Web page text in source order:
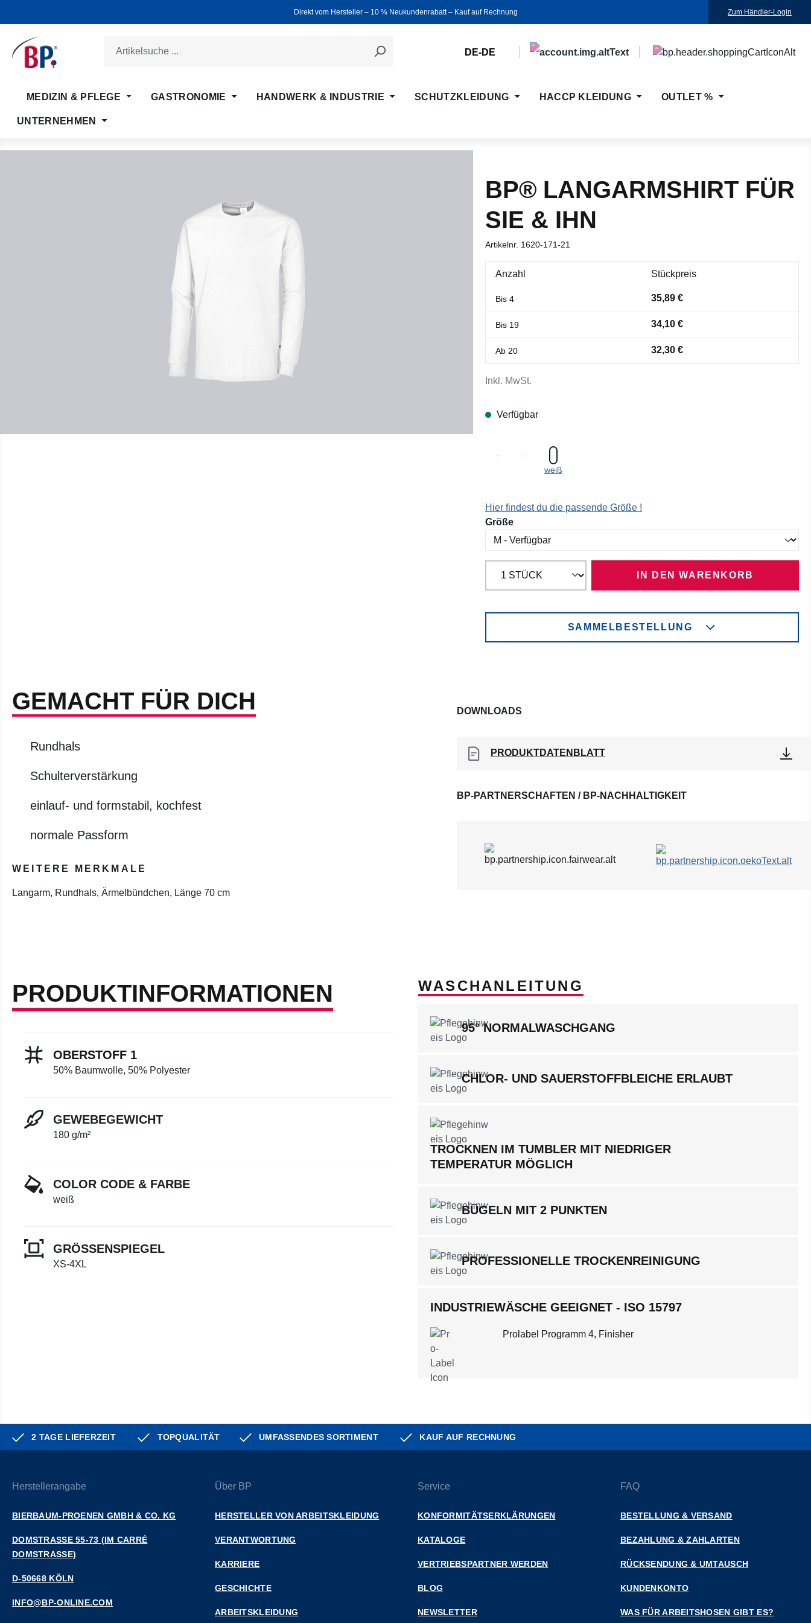
Direkt vom Hersteller ‒ 10 % Neukundenrabatt ‒ Kauf auf Rechnung Zum Händler-Login
DE-DE
MEDIZIN & PFLEGE GASTRONOMIE HANDWERK & INDUSTRIE SCHUTZKLEIDUNG HACCP KLEIDUNG OUTLET %
UNTERNEHMEN
BP® LANGARMSHIRT FÜR
SIE & IHN
Artikelnr. 1620-171-21
Anzahl Stückpreis
Bis 4 35,89 €
Bis 19 34,10 €
Ab 20 32,30 €
Inkl. MwSt.
Verfügbar
weiß
Hier findest du die passende Größe !
Größeauswählen
IN DEN WARENKORB
SAMMELBESTELLUNG
GEMACHT FÜR DICH
Rundhals
Schulterverstärkung
einlauf- und formstabil, kochfest
normale Passform
WEITERE MERKMALE
Langarm, Rundhals, Ärmelbündchen, Länge 70 cm
DOWNLOADS
PRODUKTDATENBLATT
BP-PARTNERSCHAFTEN / BP-NACHHALTIGKEIT
PRODUKTINFORMATIONEN
OBERSTOFF 1
50% Baumwolle, 50% Polyester
GEWEBEGEWICHT
180 g/m²
COLOR CODE & FARBE
weiß
GRÖSSENSPIEGEL
XS-4XL
WASCHANLEITUNG
95° NORMALWASCHGANG
CHLOR- UND SAUERSTOFFBLEICHE ERLAUBT
TROCKNEN IM TUMBLER MIT NIEDRIGER
TEMPERATUR MÖGLICH
BÜGELN MIT 2 PUNKTEN
PROFESSIONELLE TROCKENREINIGUNG
INDUSTRIEWÄSCHE GEEIGNET - ISO 15797
Prolabel Programm 4, Finisher
2 TAGE LIEFERZEIT TOPQUALITÄT UMFASSENDES SORTIMENT KAUF AUF RECHNUNG
Herstellerangabe
BIERBAUM-PROENEN GMBH & CO. KG
DOMSTRASSE 55-73 (IM CARRÉ D
OMSTRASSE)
D-50668 KÖLN
INFO@BP-ONLINE.COM
Über BP
HERSTELLER VON ARBEITSKLEIDUNG
VERANTWORTUNG
KARRIERE
GESCHICHTE
ARBEITSKLEIDUNG
Service
KONFORMITÄTSERKLÄRUNGEN
KATALOGE
VERTRIEBSPARTNER WERDEN
BLOG
NEWSLETTER
FAQ
BESTELLUNG & VERSAND
BEZAHLUNG & ZAHLARTEN
RÜCKSENDUNG & UMTAUSCH
KUNDENKONTO
WAS FÜR ARBEITSHOSEN GIBT ES?